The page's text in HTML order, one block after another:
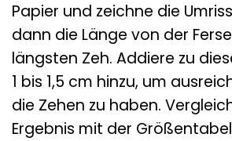
Papier und zeichne die
dann die Länge von der
längsten Zeh. Addiere zu
1 bis 1,5 cm hinzu, um
die Zehen zu haben.
Ergebnis mit der